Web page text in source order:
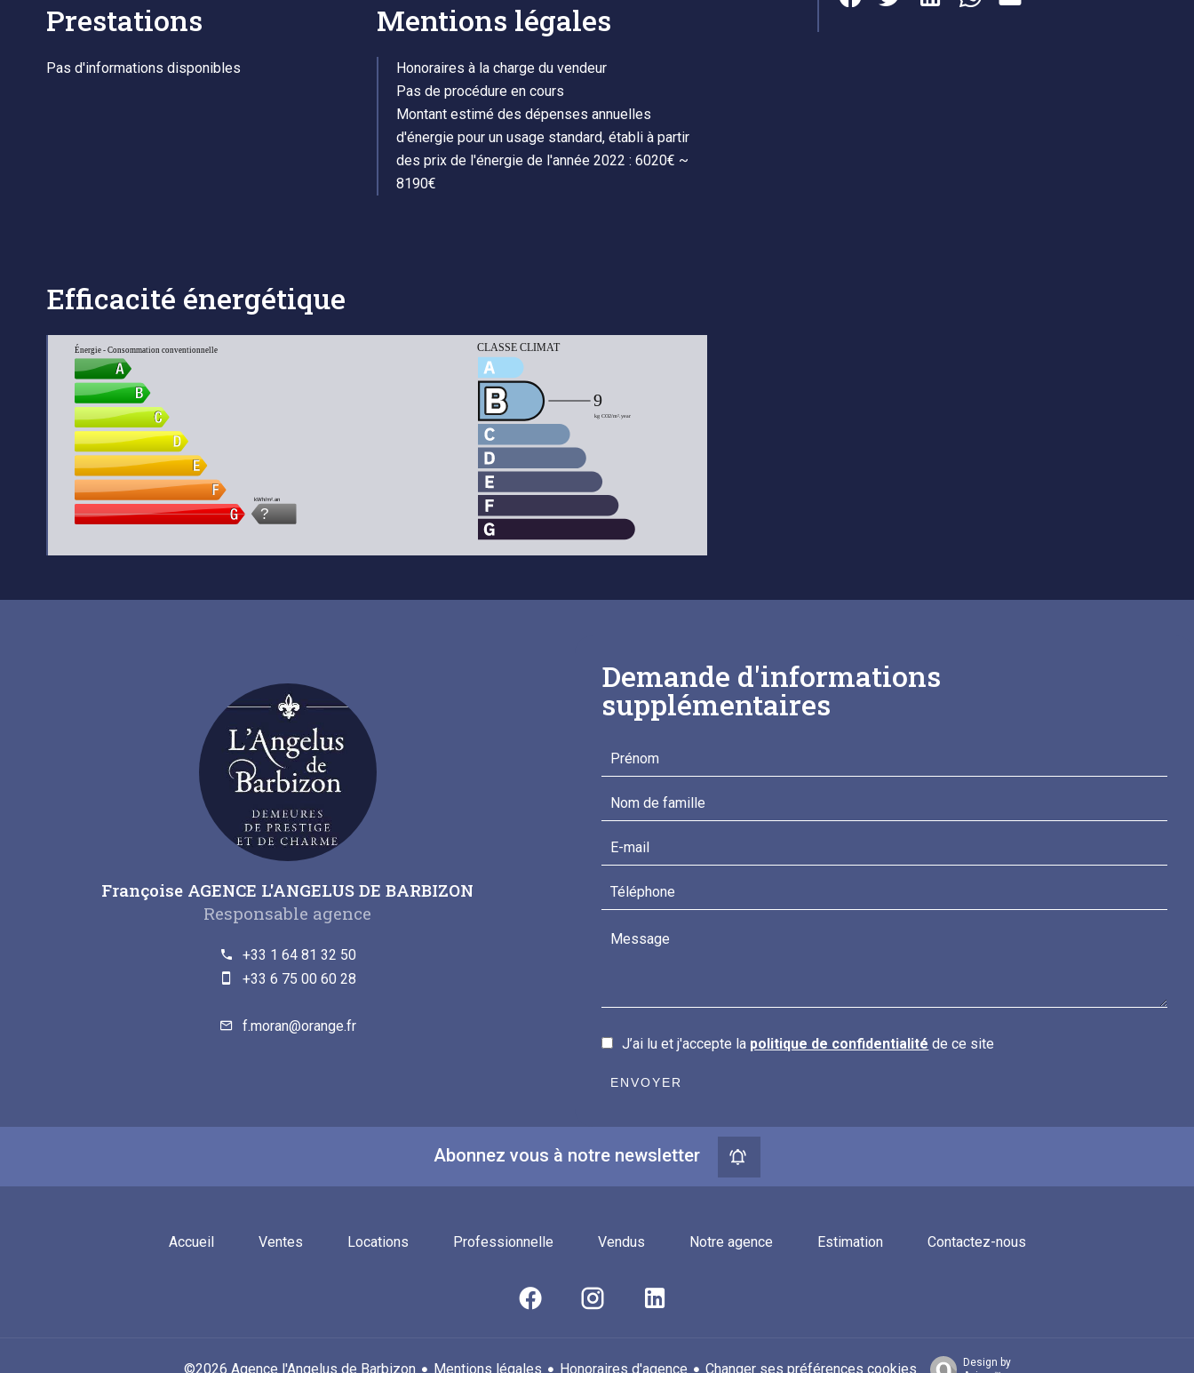
Prestations
Pas d'informations disponibles
Mentions légales
Honoraires à la charge du vendeur
Pas de procédure en cours
Montant estimé des dépenses annuelles
d'énergie pour un usage standard, établi à partir
des prix de l'énergie de l'année 2022 : 6020€ ~
8190€
Efficacité énergétique
Énergie - Consommation conventionnelle
?
kWh/m².an
Françoise AGENCE L'ANGELUS DE BARBIZON
Responsable agence
+33 1 64 81 32 50
+33 6 75 00 60 28
f.moran@orange.fr
Demande d'informations
supplémentaires
J’ai lu et j'accepte la politique de confidentialité de ce site
ENVOYER
Abonnez vous à notre newsletter
Accueil Ventes Locations Professionnelle Vendus Notre agence Estimation Contactez-nous
©2026 Agence l'Angelus de Barbizon Mentions légales Honoraires d'agence Changer ses préférences cookies
Design by